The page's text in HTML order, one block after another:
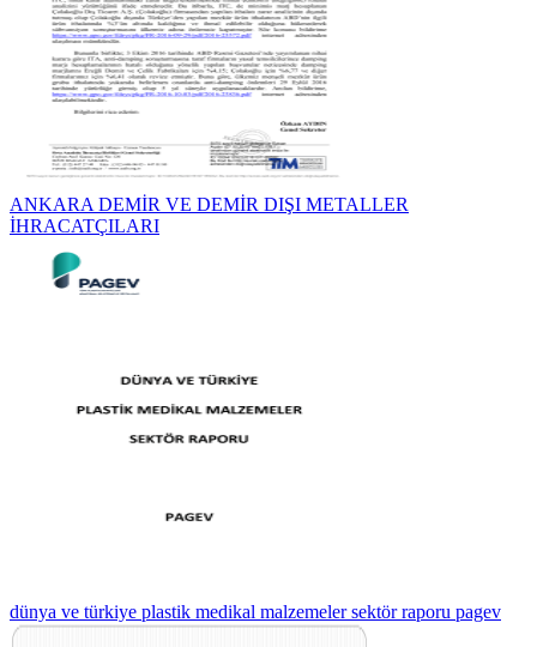
ANKARA DEMİR VE DEMİR DIŞI METALLER
İHRACATÇILARI
dünya ve türkiye plastik medikal malzemeler sektör raporu pagev